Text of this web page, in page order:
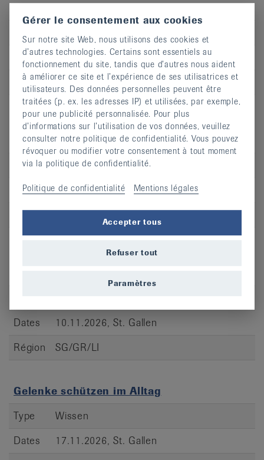
Bewegungswoche in Saas-Almagell, Wallis
Dates
30.08.2026-05.09.2026, Saas-Almagell
Région
BE
Pflanzliche Helfer gegen
Rheumabeschwerden
Type
Wissen
Dates
27.10.2026, St. Gallen
Région
SG/GR/LI
Bewegliche, kräftige, entspannte Hände -
Dates
10.11.2026, St. Gallen
Région
SG/GR/LI
Gelenke schützen im Alltag
Type
Wissen
Dates
17.11.2026, St. Gallen
Gérer le consentement aux cookies
Sur notre site Web, nous utilisons des cookies et
d’autres technologies. Certains sont essentiels au
fonctionnement du site, tandis que d’autres nous aident
à améliorer ce site et l’expérience de ses utilisatrices et
utilisateurs. Des données personnelles peuvent être
traitées (p. ex. les adresses IP) et utilisées, par exemple,
pour une publicité personnalisée. Pour plus
d’informations sur l’utilisation de vos données, veuillez
consulter notre politique de confidentialité. Vous pouvez
révoquer ou modifier votre consentement à tout moment
via la politique de confidentialité.
Politique de confidentialité Mentions légales
Accepter tous
Refuser tout
Paramètres